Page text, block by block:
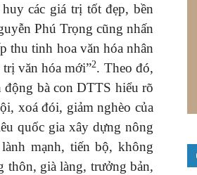
các giá trị tốt đẹp, bền
Phú Trọng cũng nhấn
thu tinh hoa văn hóa nhân
văn hóa mới”2. Theo đó,
bà con DTTS hiểu rõ
xoá đói, giảm nghèo của
quốc gia xây dựng nông
mạnh, tiến bộ, không
thôn, già làng, trưởng bản,